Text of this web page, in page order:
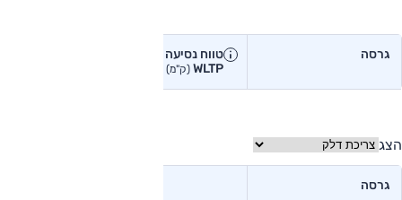
גרסה
טווח נסיעה יצרן
WLTP(ק"מ)
הצג
גרסה